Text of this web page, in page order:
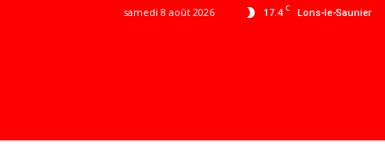
17.4 C Lons-le-Saunier
samedi 8 août 2026